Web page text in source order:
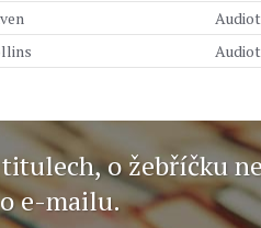
o žebříčku
e-mailu.